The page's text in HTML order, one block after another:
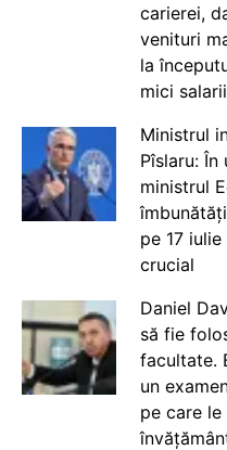
carierei,
venituri
la
mici salarii
Ministrul
Pîslaru:
ministrul
pe 17
crucial
Daniel
să fie
facultate.
un
pe care